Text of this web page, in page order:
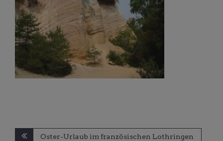
Beitragsnavigation
Oster-Urlaub im französischen Lothringen